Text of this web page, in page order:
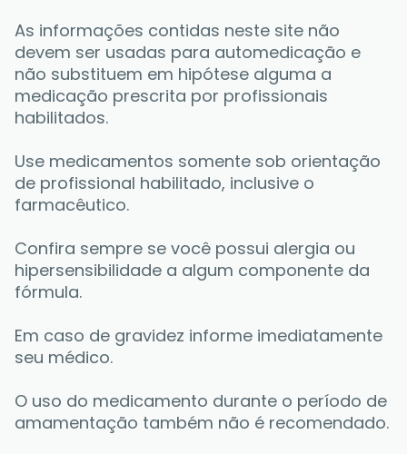
As informações contidas neste site não
devem ser usadas para automedicação e
não substituem em hipótese alguma a
medicação prescrita por profissionais
habilitados.
Use medicamentos somente sob orientação
de profissional habilitado, inclusive o
farmacêutico.
Confira sempre se você possui alergia ou
hipersensibilidade a algum componente da
fórmula.
Em caso de gravidez informe imediatamente
seu médico.
O uso do medicamento durante o período de
amamentação também não é recomendado.